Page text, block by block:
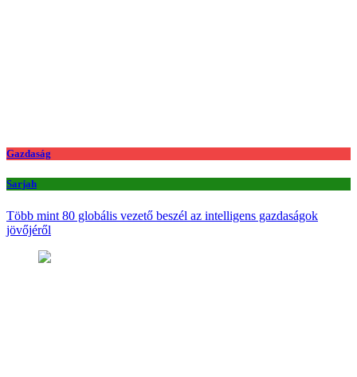
Gazdaság
Sarjah
Több mint 80 globális vezető beszél az intelligens gazdaságok
jövőjéről